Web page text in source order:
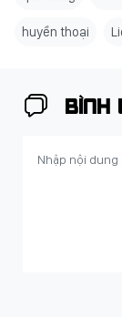
huyền thoại
BÌNH